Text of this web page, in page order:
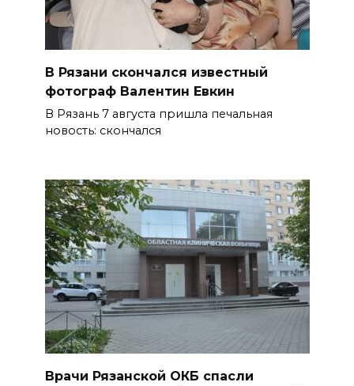
В Рязани скончался известный
фотограф Валентин Евкин
В Рязань 7 августа пришла печальная
новость: скончался
Врачи Рязанской ОКБ спасли